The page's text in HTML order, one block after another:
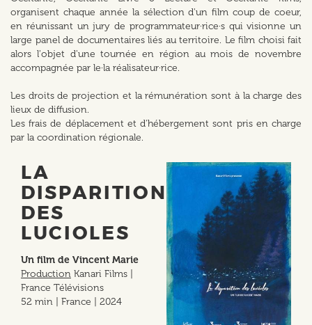
organisent chaque année la sélection d'un film coup de coeur,
en réunissant un jury de programmateur·rice·s qui visionne un
large panel de documentaires liés au territoire. Le film choisi fait
alors l'objet d'une tournée en région au mois de novembre
accompagnée par le·la réalisateur·rice.
Les droits de projection et la rémunération sont à la charge des
lieux de diffusion.
Les frais de déplacement et d'hébergement sont pris en charge
par la coordination régionale.
LA
DISPARITION
DES
LUCIOLES
Un film de Vincent Marie
Production Kanari Films |
France Télévisions
52 min | France | 2024